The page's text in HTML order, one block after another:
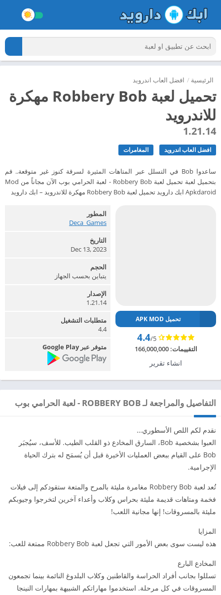
الرئيسية / افضل العاب اندرويد
تحميل لعبة Robbery Bob مهكرة
للاندرويد
1.21.14
افضل العاب اندرويد المغامرات
ساعدوا Bob في التسلل عبر المتاهات المثيرة لسرقة كنوز غير متوقعة.. قم
بتحميل لعبة تحميل لعبة Robbery Bob - لعبة الحرامي بوب الآن مجاناً من Mod
Apkdaroid ابك دارويد تحميل لعبة Robbery Bob مهكرة للاندرويد – ابك دارويد
تحميل APK MOD
4.4/5
التقييمات:166,000,000
انشاء تقرير
المطور
Deca_Games‏
التاريخ
Dec 13, 2023
الحجم
يتباين بحسب الجهاز
الإصدار
1.21.14
متطلبات التشغيل
4.4
متوفر عبر Google Play
التفاصيل والمراجعة لـ ROBBERY BOB - لعبة الحرامي بوب
نقدم لكم اللص الأسطوري…
العبوا بشخصية Bob، السارق المخادع ذو القلب الطيب. للأسف، سيُجبَر
Bob على القيام ببعض العمليات الأخيرة قبل أن يُسمَح له بترك الحياة
الإجرامية.
تُعد لعبة Robbery Bob مغامرة مليئة بالمرح والمتعة ستقودكم إلى فيلات
فخمة ومتاهات قديمة مليئة بحراس وكلاب وأعداء آخرين لتخرجوا وجيوبكم
مليئة بالمسروقات! إنها مجانية اللعب!
المزايا
هذه ليست سوى بعض الأمور التي تجعل لعبة Robbery Bob ممتعة للعب:
المخادع البارع
تسللوا بجانب أفراد الحراسة والقاطنين وكلاب البلدوغ النائمة بينما تجمعون
المسروقات في كل مرحلة. استخدموا مهاراتكم الشبيهة بمهارات النينجا